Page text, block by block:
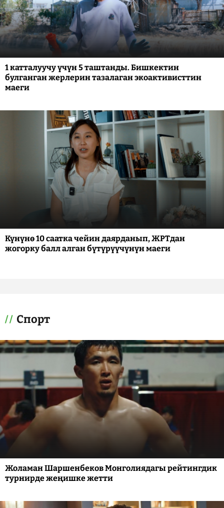
1 катталуучу үчүн 5 таштанды. Бишкектин
булганган жерлерин тазалаган экоактивисттин
маеги
Күнүнө 10 саатка чейин даярданып, ЖРТдан
жогорку балл алган бүтүрүүчүнүн маеги
Спорт
Жоламан Шаршенбеков Монголиядагы рейтингдик
турнирде жеңишке жетти